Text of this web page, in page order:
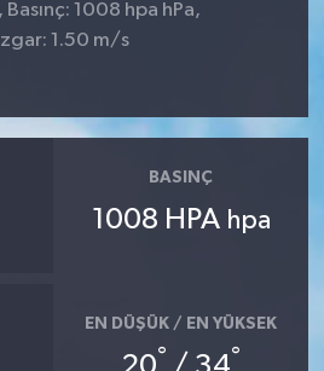
Basınç: 1008 hpa hPa,
1.50 m/s
BASINÇ
1008 HPA hpa
EN DÜŞÜK / EN YÜKSEK
° °